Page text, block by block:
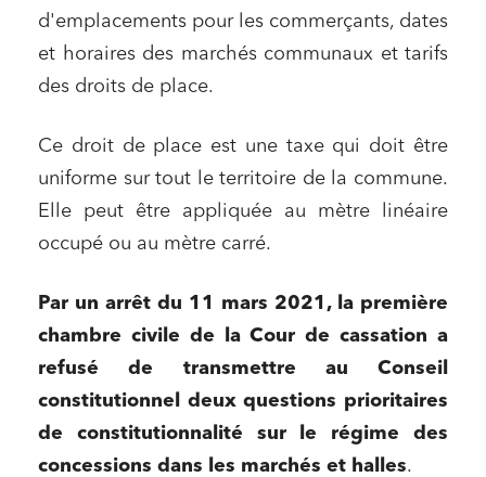
d'emplacements pour les commerçants, dates
et horaires des marchés communaux et tarifs
des droits de place.
Ce droit de place est une taxe qui doit être
uniforme sur tout le territoire de la commune.
Elle peut être appliquée au mètre linéaire
occupé ou au mètre carré.
Par un arrêt du 11 mars 2021, la première
chambre civile de la Cour de cassation a
refusé de transmettre au Conseil
constitutionnel deux questions prioritaires
de constitutionnalité sur le régime des
concessions dans les marchés et halles.